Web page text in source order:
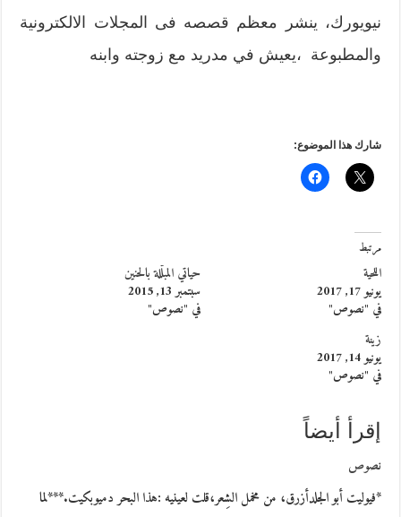
نيويورك، ينشر معظم قصصه فى المجلات الالكترونية
والمطبوعة ،يعيش في مدريد مع زوجته وابنه
شارك هذا الموضوع:
مرتبط
اللحية
يونيو 17, 2017
في "نصوص"
حياتي المبلّلة بالحنين
سبتمبر 13, 2015
في "نصوص"
زينة
يونيو 14, 2017
في "نصوص"
إقرأ أيضاً
نصوص
*فيوليت أبو الجلدأزرق، من مخمل الشِعر،قلت لعينيه :هذا البحر دميوبكيت.***لما